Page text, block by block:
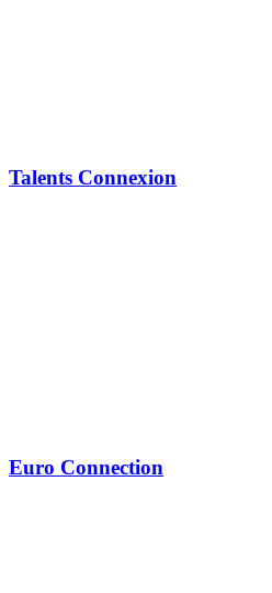
Talents Connexion
Euro Connection